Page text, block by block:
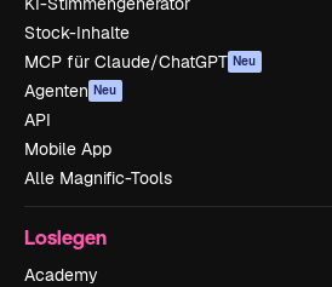
Stock-Inhalte
MCP für Claude/ChatGPT Neu
Agenten Neu
API
Mobile App
Alle Magnific-Tools
Loslegen
Academy